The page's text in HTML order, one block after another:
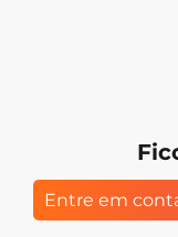
Entre em